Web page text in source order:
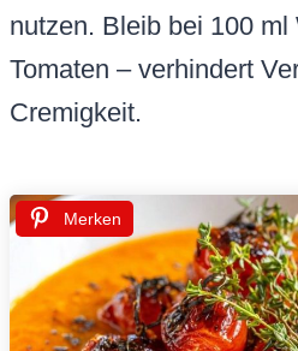
nutzen. Bleib bei 100 ml
Tomaten – verhindert
Cremigkeit.
Merken